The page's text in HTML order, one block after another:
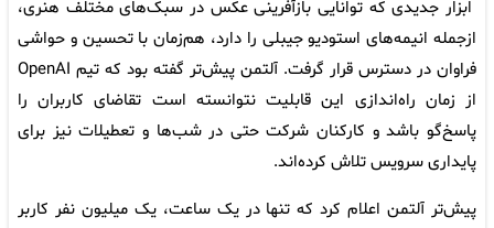
ابزار جدیدی که توانایی بازآفرینی عکس در سبک‌های مختلف هنری،
ازجمله انیمه‌های استودیو جیبلی را دارد، هم‌زمان با تحسین و حواشی
فراوان در دسترس قرار گرفت. آلتمن پیش‌تر گفته بود که تیم OpenAI
از زمان راه‌اندازی این قابلیت نتوانسته است تقاضای کاربران را
پاسخ‌گو باشد و کارکنان شرکت حتی در شب‌ها و تعطیلات نیز برای
پایداری سرویس تلاش کرده‌اند.
پیش‌تر آلتمن اعلام کرد که تنها در یک ساعت، یک میلیون نفر کاربر